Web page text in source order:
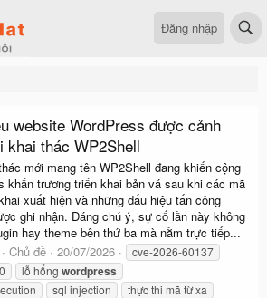
Đăng nhập
website WordPress được cảnh
khai thác WP2Shell
mới mang tên WP2Shell đang khiến cộng
khẩn trương triển khai bản vá sau khi các mã
xuất hiện và những dấu hiệu tấn công
ghi nhận. Đáng chú ý, sự cố lần này không
hay theme bên thứ ba mà nằm trực tiếp...
Chủ đề 20/07/2026
cve-2026-60137
lỗ hổng wordpress
sql injection thực thi mã từ xa